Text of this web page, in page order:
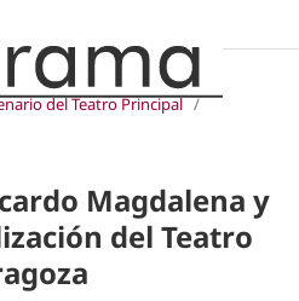
del Teatro Principal /
Magdalena y
del Teatro